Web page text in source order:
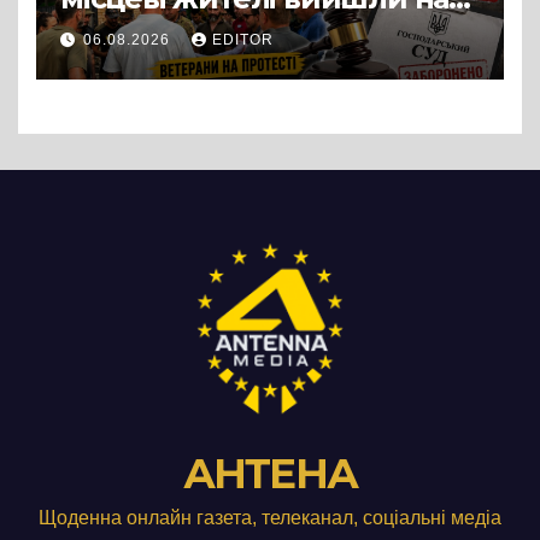
протест до стін
підприємства ТОВ «Омега
Три», що займається
06.08.2026 EDITOR
АНТЕНА
Щоденна онлайн газета, телеканал, соціальні медіа